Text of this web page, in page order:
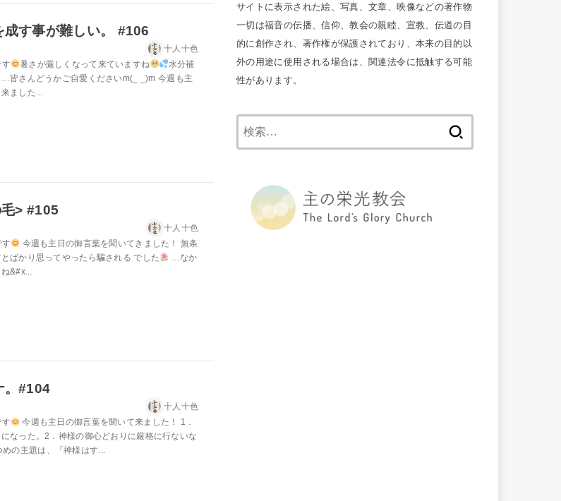
成す事が難しい。 #106
十人十色
す 暑さが厳しくなって来ていますね
水分補
皆さんどうかご自愛くださいm(_ _)m 今週も主
ました...
> #105
十人十色
す
今週も主日の御言葉を聞いてきました！ 無条
ばかり思ってやったら騙される でした
…なか
&#x...
。#104
十人十色
す
今週も主日の御言葉を聞いて来ました！ 1．
なった。2．神様の御心どおりに厳格に行ないな
めの主題は、「神様はす...
サイトに表示された絵、写真、文章、映像などの著作物
一切は福音の伝播、信仰、教会の親睦、宣教、伝道の目
的に創作され、著作権が保護されており、本来の目的以
外の用途に使用される場合は、関連法令に抵触する可能
性があります。